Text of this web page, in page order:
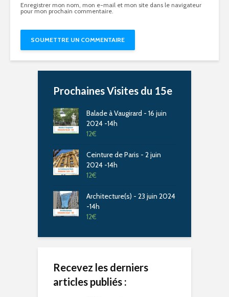
Enregistrer mon nom, mon e-mail et mon site dans le navigateur
pour mon prochain commentaire.
Prochaines Visites du 15e
Balade à Vaugirard - 16 juin
2024 -14h
12€
Ceinture de Paris - 2 juin
2024 -14h
12€
Architecture(s) - 23 juin 2024
-14h
12€
Recevez les derniers
articles publiés :